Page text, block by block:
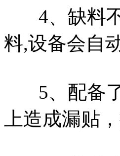
4、缺料不
料,设备会自
5、配备了
上造成漏贴